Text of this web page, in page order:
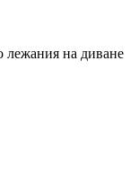
лежания на диване